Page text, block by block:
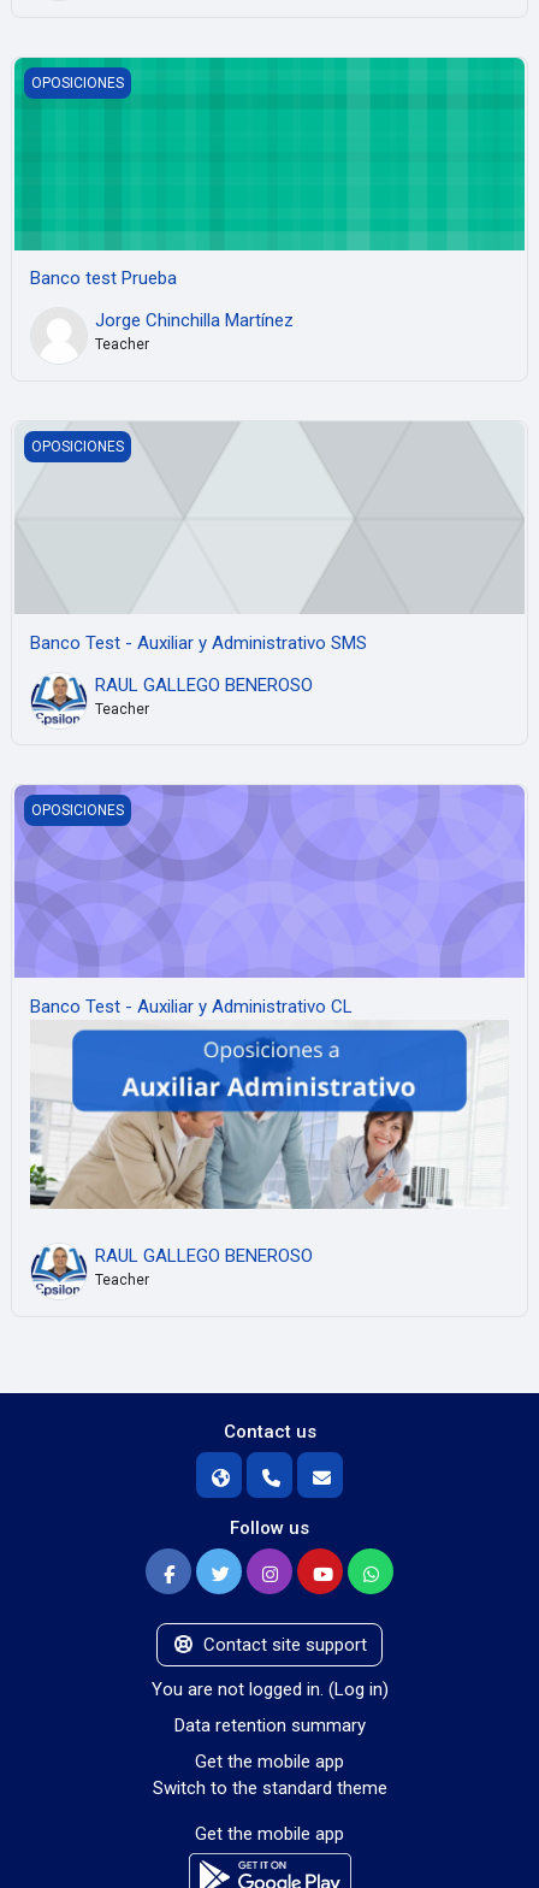
Banco test Prueba
OPOSICIONES
Banco test Prueba
Jorge Chinchilla Martínez
Teacher
Banco Test - Auxiliar y Administrativo SMS
OPOSICIONES
Banco Test - Auxiliar y Administrativo SMS
RAUL GALLEGO BENEROSO
Teacher
Banco Test - Auxiliar y Administrativo CL
OPOSICIONES
Banco Test - Auxiliar y Administrativo CL
RAUL GALLEGO BENEROSO
Teacher
Contact us
Follow us
Contact site support
You are not logged in. (Log in)
Data retention summary
Get the mobile app
Switch to the standard theme
Get the mobile app